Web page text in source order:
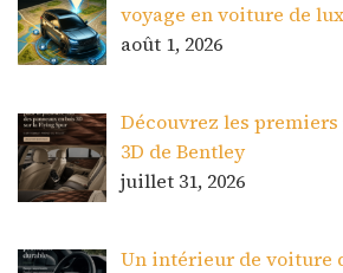
voyage en voiture de
août 1, 2026
Découvrez les
3D de Bentley
juillet 31, 2026
Un intérieur de voiture